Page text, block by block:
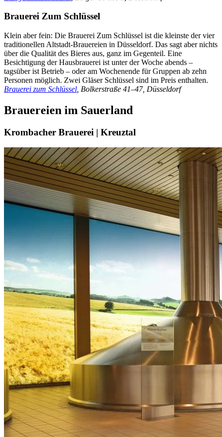
Brauerei Zum Schlüssel
Klein aber fein: Die Brauerei Zum Schlüssel ist die kleinste der vier
traditionellen Altstadt-Brauereien in Düsseldorf. Das sagt aber nichts
über die Qualität des Bieres aus, ganz im Gegenteil. Eine
Besichtigung der Hausbrauerei ist unter der Woche abends –
tagsüber ist Betrieb – oder am Wochenende für Gruppen ab zehn
Personen möglich. Zwei Gläser Schlüssel sind im Preis enthalten.
Brauerei zum Schlüssel , Bolkerstraße 41–47, Düsseldorf
Brauereien im Sauerland
Krombacher Brauerei | Kreuztal